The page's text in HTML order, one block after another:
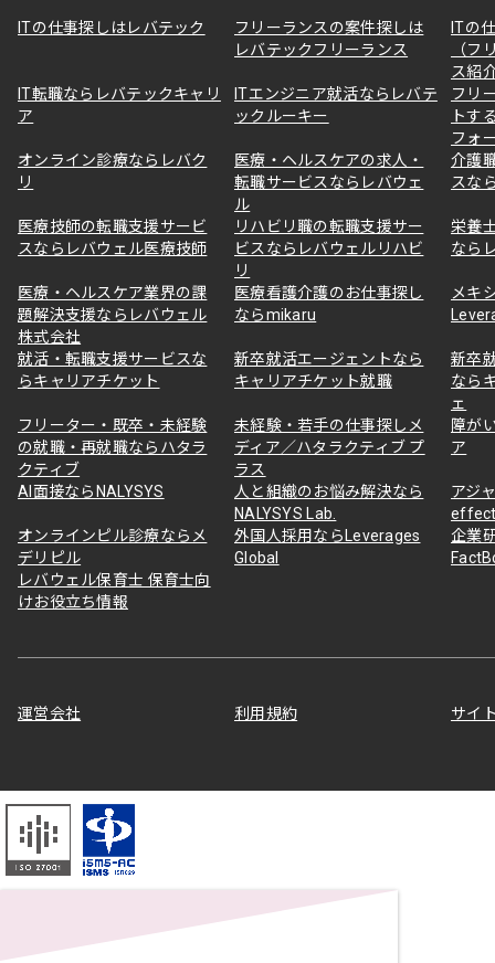
ITの仕事探しはレバテック
フリーランスの案件探しは
レバテックフリーランス
ITの
（フ
ス紹
IT転職ならレバテックキャリ
ア
ITエンジニア就活ならレバテ
ックルーキー
フリ
トす
フォ
オンライン診療ならレバク
リ
医療・ヘルスケアの求人・
転職サービスならレバウェ
ル
介護
スな
医療技師の転職支援サービ
スならレバウェル医療技師
リハビリ職の転職支援サー
ビスならレバウェルリハビ
リ
栄養
なら
医療・ヘルスケア業界の課
題解決支援ならレバウェル
株式会社
医療看護介護のお仕事探し
ならmikaru
メキ
就活・転職支援サービスな
らキャリアチケット
新卒就活エージェントなら
キャリアチケット就職
新卒
なら
ェ
フリーター・既卒・未経験
の就職・再就職ならハタラ
クティブ
未経験・若手の仕事探しメ
ディア／ハタラクティブ プ
ラス
障が
ア
AI面接ならNALYSYS
人と組織のお悩み解決なら
NALYSYS Lab.
アジ
オンラインピル診療ならメ
デリピル
外国人採用ならLeverages
Global
企業
レバウェル保育士 保育士向
けお役立ち情報
運営会社 利用規約 サイ